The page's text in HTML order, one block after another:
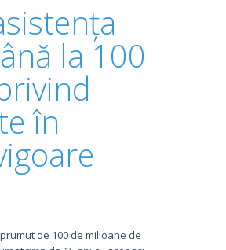
la 100
în
de 100 de milioane de